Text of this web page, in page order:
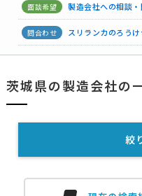
製造会社への相談
スリランカのろうけつ
ランジェリーブランド
製造会社への相談・
茨城県の製造会社の
絞